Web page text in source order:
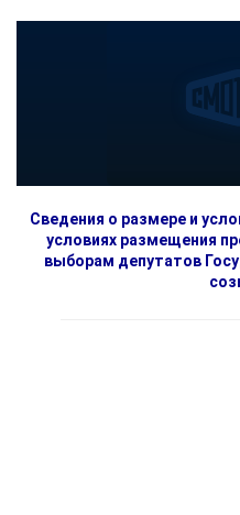
Сведения о размере и
условиях размещения
выборам депутатов